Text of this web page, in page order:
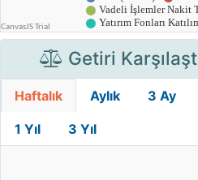
Getiri
Haftalık Aylık 3 Ay
1 Yıl 3 Yıl